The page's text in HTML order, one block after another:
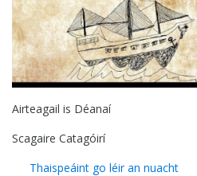
Airteagail is Déanaí
Scagaire Catagóirí
Thaispeáint go léir an nuacht